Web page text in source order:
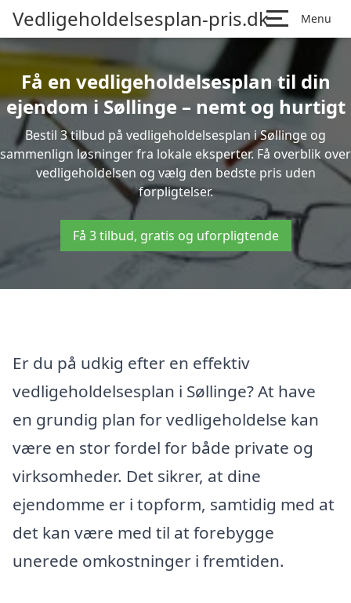
Vedligeholdelsesplan-pris.dk Menu
Få en vedligeholdelsesplan til din
ejendom i Søllinge – nemt og hurtigt
Bestil 3 tilbud på vedligeholdelsesplan i Søllinge og
sammenlign løsninger fra lokale eksperter. Få overblik over
vedligeholdelsen og vælg den bedste pris uden
forpligtelser.
Få 3 tilbud, gratis og uforpligtende
Er du på udkig efter en effektiv
vedligeholdelsesplan i Søllinge? At have
en grundig plan for vedligeholdelse kan
være en stor fordel for både private og
virksomheder. Det sikrer, at dine
ejendomme er i topform, samtidig med at
det kan være med til at forebygge
unerede omkostninger i fremtiden.